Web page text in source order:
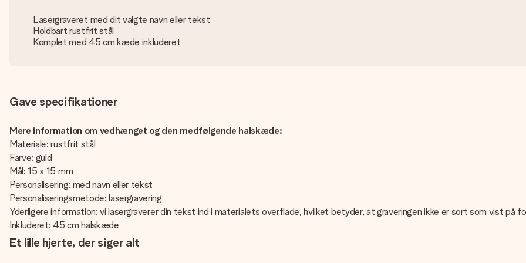
Lasergraveret med dit valgte navn eller tekst
Holdbart rustfrit stål
Komplet med 45 cm kæde inkluderet
Gave specifikationer
Mere information om vedhænget og den medfølgende halskæde:
Materiale: rustfrit stål
Farve: guld
Mål: 15 x 15 mm
Personalisering: med navn eller tekst
Personaliseringsmetode: lasergravering
Yderligere information: vi lasergraverer din tekst ind i materialets overflade, hvilket betyder, at graveringen ikke er sort som vist på
Inkluderet: 45 cm halskæde
Et lille hjerte, der siger alt